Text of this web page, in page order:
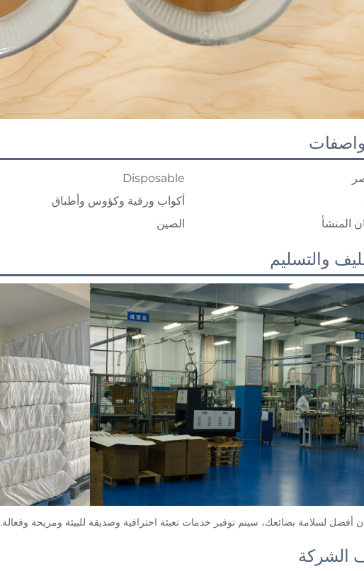
Disposable
أكواب ورقية وكؤوس وأطباق
المنشأ
الصين
والتسليم
أفضل لسلامة بضائعك، سيتم توفير خدمات تعبئة احترافية وصديقة للبيئة ومريحة وفعالة.
الشركة